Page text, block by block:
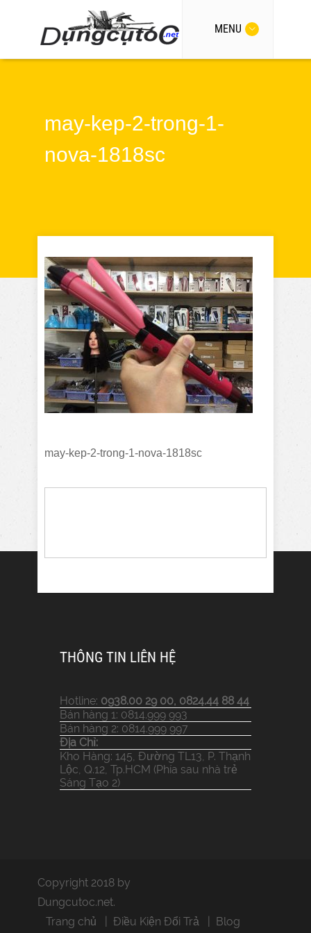
MENU
may-kep-2-trong-1-
nova-1818sc
may-kep-2-trong-1-nova-1818sc
THÔNG TIN LIÊN HỆ
Hotline: 0938.00 29 00, 0824.44 88 44
Bán hàng 1: 0814.999 993
Bán hàng 2: 0814.999 997
Địa Chỉ:
Kho Hàng: 145, Đường TL13, P. Thạnh
Lộc, Q.12, Tp.HCM (Phía sau nhà trẻ
Sáng Tạo 2)
Copyright 2018 by
Dungcutoc.net.
Trang chủ
Điều Kiện Đổi Trả Blog